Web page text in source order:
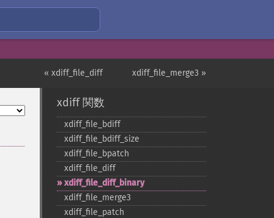
xdiff_file_merge3 »
« xdiff_file_diff
xdiff 関数
xdiff_​file_​bdiff
xdiff_​file_​bdiff_​size
xdiff_​file_​bpatch
xdiff_​file_​diff
xdiff_​file_​diff_​binary
xdiff_​file_​merge3
xdiff_​file_​patch